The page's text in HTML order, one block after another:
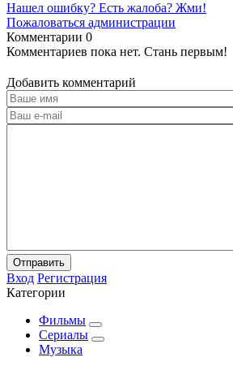
Нашел ошибку? Есть жалоба? Жми!
Пожаловаться администрации
Комментарии 0
Комментариев пока нет. Стань первым!
Добавить комментарий
Отправить
Вход Регистрация
Категории
Фильмы
Сериалы
Музыка